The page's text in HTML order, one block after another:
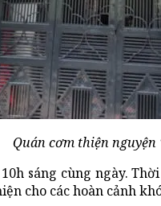
Quán cơm thiện nguyện
sáng cùng ngày.
cho các hoàn cảnh